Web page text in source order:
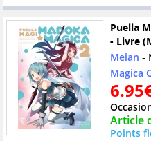
Puella
- Livre
Meian -
Magica
Article
Points